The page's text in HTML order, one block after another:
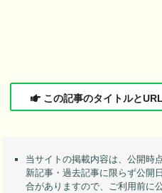
この記事のタイトルと
当サイトの掲載内容は、公開時
新記事・過去記事に限らず公開
合がありますので、ご利用前に